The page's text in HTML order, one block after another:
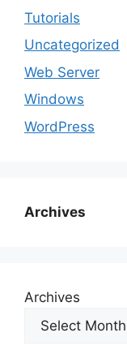
Tutorials
Uncategorized
Web Server
Windows
WordPress
Archives
Archives